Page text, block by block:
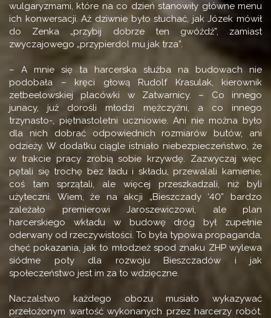
wulgaryzmami, które na co dzień stanowiły główne menu
ich konwersacji. Aż dziwnie było słuchać, jak Józek mówił
do Zenka „przybij dobrze ten gwóźdź”, zamiast
zwyczajowego „przypierdol mu jak trza”.
– A mnie się ta harcerska służba na budowach nie
podobała – kręci głową Rudolf Krasulak, kierownik
zetbeelowskiej placówki w Zatwarnicy. – Co innego
junacy, już dorośli młodzi mężczyźni, a co innego
trzynasto-, piętnastoletni uczniowie. Ani nie można było
dla nich dobrać odpowiednich rozmiarów butów, ani
odzieży. W dodatku ciągle istniało niebezpieczeństwo, że
w trakcie pracy zrobią sobie krzywdę. Zazwyczaj więc
pętali się trochę bez ładu i składu, przewalali kamienie,
coś tam sprzątali, ale więcej przeszkadzali, niż byli
użyteczni. Wiem, że na akcji „Bieszczady ‘40” bardzo
zależało premierowi Jaroszewiczowi, ale plan
harcerskiego wkładu w budowę dróg był zupełnie
oderwany od rzeczywistości. To była typowa propaganda,
chęć pokazania, jak to młodzież spod znaku ZHP wylewa
siódme poty dla rozwoju Bieszczadów i jak
społeczeństwo jest im za to wdzięczne.
Naczalstwo każdego obozu musiało wykazywać
przełożonym wartość wykonanych przez harcerzy robót.